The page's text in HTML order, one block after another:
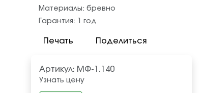
Материалы: бревно
Гарантия:
1 год
Печать Поделиться
Артикул: МФ-1.140
Узнать цену